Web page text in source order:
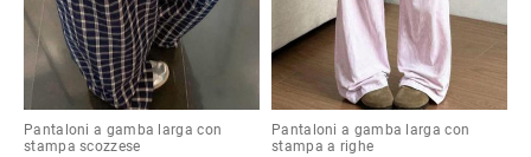
Pantaloni a gamba larga con
stampa scozzese
Pantaloni a gamba larga con
stampa a righe